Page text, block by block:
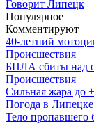
Говорит Липецк
Популярное
Комментируют
40-летний
Происшествия
БПЛА сбиты над
Происшествия
Сильная жара до
Погода в Липецке
Тело пропавшего